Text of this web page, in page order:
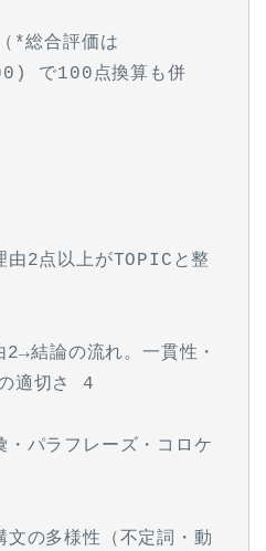
*総合評価は
で100点換算も併
2点以上がTOPICと整
結論の流れ。一貫性・
適切さ 4
パラフレーズ・コロケ
の多様性（不定詞・動